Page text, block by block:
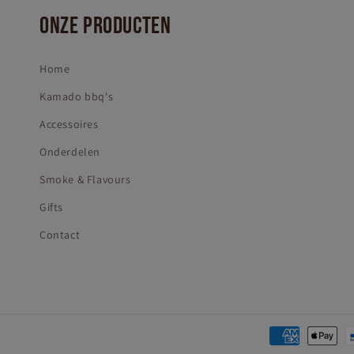
ONZE PRODUCTEN
Home
Kamado bbq's
Accessoires
Onderdelen
Smoke & Flavours
Gifts
Contact